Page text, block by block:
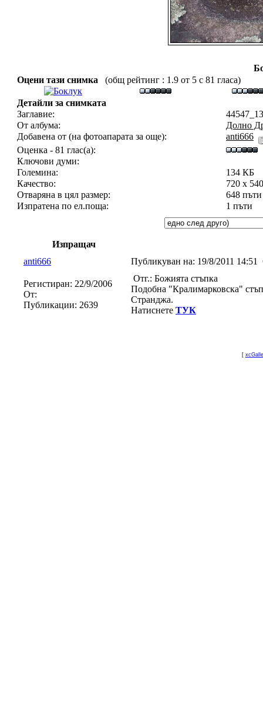
Оцени тази снимка
(общ рейтинг : 1.9 от 5 с 81 гласа)
Детайли за снимката
Заглавие:
От албума:
Долно
Добавена от (на фотоапарата за още):
anti666
Оценка - 81 глас(а):
Ключови думи:
Големина:
134 КБ
Качество:
720 x
Отваряна в цял размер:
648 пъти
Изпратена по ел.поща:
1 пъти
Изпращач
anti666
Публикуван на: 19/8/2011 14:51
Регистиран: 22/9/2006
От:
Публикации: 2639
Отг.: Божията стъпка
Подобна "Кралимарковска"
Странджа.
Натиснете ТУК
[